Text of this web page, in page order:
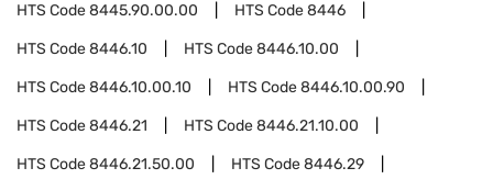
HTS Code8445.90.00.00 HTS Code8446
HTS Code8446.10 HTS Code8446.10.00
HTS Code8446.10.00.10 HTS Code8446.10.00.90
HTS Code8446.21 HTS Code8446.21.10.00
HTS Code8446.21.50.00 HTS Code8446.29